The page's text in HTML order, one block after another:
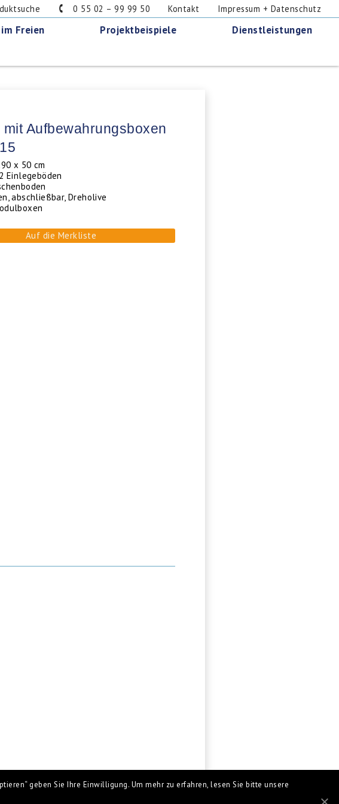
0 55 02 – 99 99 50 Kontakt Impressum + Datenschutz
Freien Projektbeispiele
Dienstleistungen
mit Aufbewahrungsboxen
x 50 cm
Einlegeböden
abschließbar, Dreholive
Auf die Merkliste
geben Sie Ihre Einwilligung. Um mehr zu erfahren, lesen Sie bitte unsere